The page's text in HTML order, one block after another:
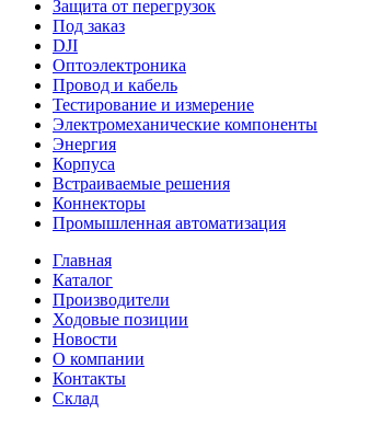
Защита от перегрузок
Под заказ
DJI
Оптоэлектроника
Провод и кабель
Тестирование и измерение
Электромеханические компоненты
Энергия
Корпуса
Встраиваемые решения
Коннекторы
Промышленная автоматизация
Главная
Каталог
Производители
Ходовые позиции
Новости
О компании
Контакты
Склад